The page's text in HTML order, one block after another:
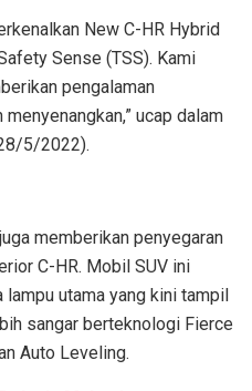
New C-HR Hybrid
Sense (TSS). Kami
pengalaman
ucap dalam
5/2022).
memberikan penyegaran
C-HR. Mobil SUV ini
lampu utama yang kini tampil
sangar berteknologi Fierce
Auto Leveling.